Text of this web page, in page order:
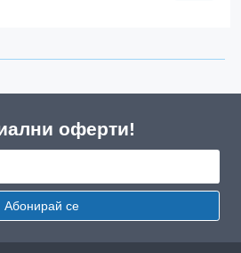
оферти!
Абонирай се